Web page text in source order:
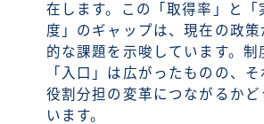
在します。この「取得率」と「
度」のギャップは、現在の政
的な課題を示唆しています。制
「入口」は広がったものの、
役割分担の変革につながるかど
います。